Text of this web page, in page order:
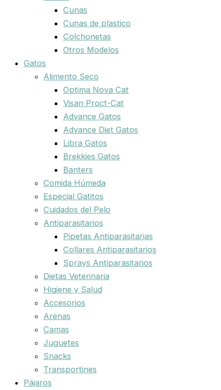
Cunas
Cunas de plastico
Colchonetas
Otros Modelos
Gatos
Alimento Seco
Optima Nova Cat
Visan Proct-Cat
Advance Gatos
Advance Diet Gatos
Libra Gatos
Brekkies Gatos
Banters
Comida Húmeda
Especial Gatitos
Cuidados del Pelo
Antiparasitarios
Pipetas Antiparasitarias
Collares Antiparasitarios
Sprays Antiparasitarios
Dietas Veterinaria
Higiene y Salud
Accesorios
Arenas
Camas
Juguetes
Snacks
Transportines
Pájaros